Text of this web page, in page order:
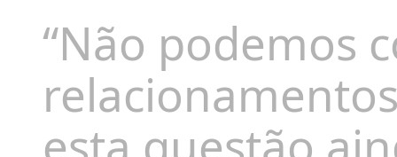
“Não podemos